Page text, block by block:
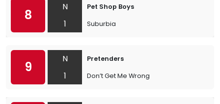
8
N
1
Pet Shop Boys
Suburbia
9
N
1
Pretenders
Don’t Get Me Wrong